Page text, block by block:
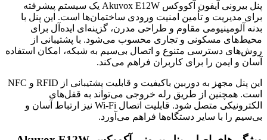
پنل بیرونی آیفون آکووکس Akuvox E12W یک سیستم پیشرفته
برای مدیریت و تأمین امنیت ورودی ساختمان‌ها است. این پنل با
بدنه آلومینیومی مقاوم و طراحی مدرن، گزینه‌ای ایده‌آل برای
محیط‌های مسکونی و تجاری محسوب می‌شود. با پشتیبانی از
روش‌های دسترسی متنوع و اتصال بی‌سیم به شبکه، امکان استفاده
آسان و ایمن را برای کاربران فراهم می‌کند.
این پنل مجهز به دوربین باکیفیت و قابلیت پشتیبانی از RFID و NFC
است. همچنین از طریق رله خروجی می‌تواند به قفل‌های
الکترونیکی متصل شود. قابلیت اتصال Wi-Fi نیز ارتباط آسان و
بی‌سیم را با سایر دستگاه‌ها فراهم می‌آورد.